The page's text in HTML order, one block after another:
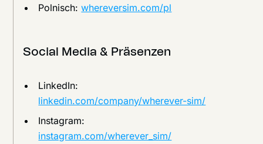
Polnisch:whereversim.com/pl
Social Media & Präsenzen
LinkedIn:
linkedin.com/company/wherever-sim/
Instagram:
instagram.com/wherever_sim/